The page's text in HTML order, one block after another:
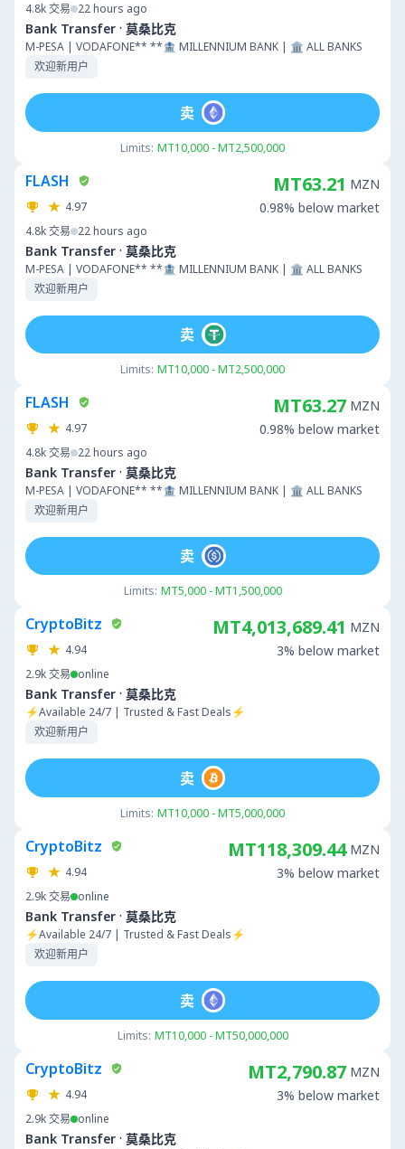
4.8k交易 22 hours ago
Bank Transfer · 莫桑比克
M-PESA | VODAFONE** **🏦 MILLENNIUM BANK | 🏛 ALL BANKS
欢迎新用户
Limits: MT10,000 - MT2,500,000
卖
FLASH
4.97
4.8k交易 22 hours ago
Bank Transfer · 莫桑比克
M-PESA | VODAFONE** **🏦 MILLENNIUM BANK | 🏛 ALL BANKS
欢迎新用户
MT63.21 MZN
0.98% below market
Limits: MT10,000 - MT2,500,000
卖
FLASH
4.97
4.8k交易 22 hours ago
Bank Transfer · 莫桑比克
M-PESA | VODAFONE** **🏦 MILLENNIUM BANK | 🏛 ALL BANKS
欢迎新用户
MT63.27 MZN
0.98% below market
Limits: MT5,000 - MT1,500,000
卖
CryptoBitz
4.94
2.9k交易 online
Bank Transfer · 莫桑比克
⚡Available 24/7 | Trusted & Fast Deals⚡
欢迎新用户
MT4,013,689.41 MZN
3% below market
Limits: MT10,000 - MT5,000,000
卖
CryptoBitz
4.94
2.9k交易 online
Bank Transfer · 莫桑比克
⚡Available 24/7 | Trusted & Fast Deals⚡
欢迎新用户
MT118,309.44 MZN
3% below market
Limits: MT10,000 - MT50,000,000
卖
CryptoBitz
4.94
2.9k交易 online
Bank Transfer · 莫桑比克
MT2,790.87 MZN
3% below market